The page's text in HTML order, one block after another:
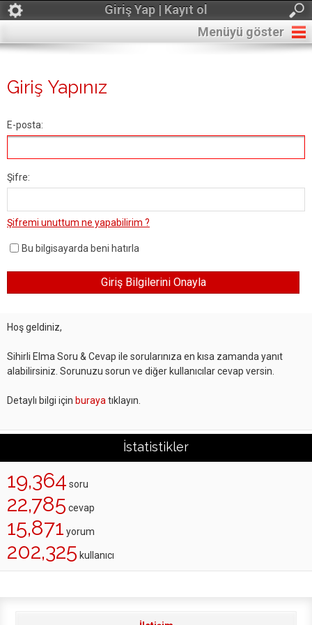
Giriş Yap | Kayıt ol
Menüyü göster
Giriş Yapınız
E-posta:
Şifre:
Şifremi unuttum ne yapabilirim ?
Bu bilgisayarda beni hatırla
Hoş geldiniz,
Sihirli Elma Soru & Cevap ile sorularınıza en kısa zamanda yanıt
alabilirsiniz. Sorunuzu sorun ve diğer kullanıcılar cevap versin.
Detaylı bilgi için buraya tıklayın.
İstatistikler
19,364 soru
22,785 cevap
15,871 yorum
202,325 kullanıcı